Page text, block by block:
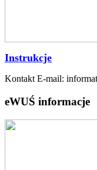
Instrukcje
Kontakt E-mail:
eWUŚ informacje